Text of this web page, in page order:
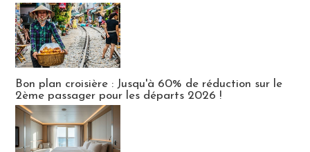
Bon plan croisière : Jusqu'à 60% de réduction sur le
2ème passager pour les départs 2026 !